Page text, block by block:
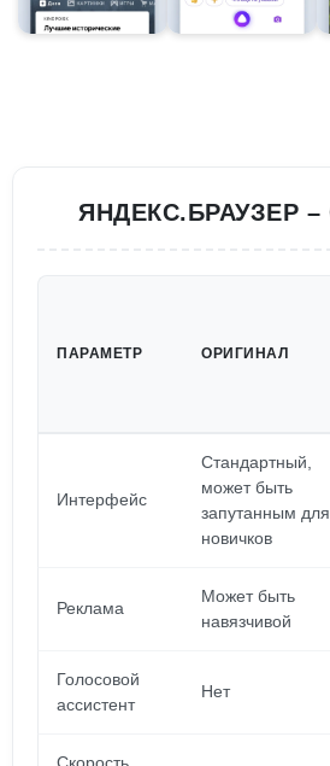
ЯНДЕКС.БРАУЗЕР
ПАРАМЕТР ОРИГИНАЛ
Интерфейс
Стандартный,
может быть
запутанным для
новичков
Реклама
Может быть
навязчивой
Голосовой
ассистент
Нет